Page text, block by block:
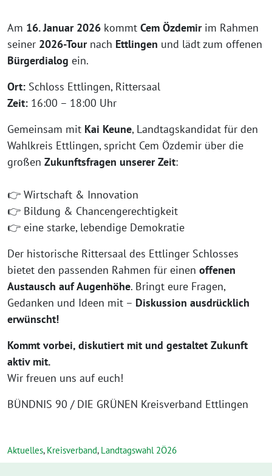
Am 16. Januar 2026 kommt Cem Özdemirim Rahmen
seiner 2026-Tournach Ettlingen und lädt zum offenen
Bürgerdialog ein.
Ort: Schloss Ettlingen, Rittersaal
Zeit: 16:00 – 18:00 Uhr
Gemeinsam mit Kai Keune, Landtagskandidat für den
Wahlkreis Ettlingen, spricht Cem Özdemir über die
großen Zukunftsfragen unserer Zeit:
👉 Wirtschaft & Innovation
👉 Bildung & Chancengerechtigkeit
👉 eine starke, lebendige Demokratie
Der historische Rittersaal des Ettlinger Schlosses
bietet den passenden Rahmen für einen offenen
Austausch auf Augenhöhe. Bringt eure Fragen,
Gedanken und Ideen mit – Diskussion ausdrücklich
erwünscht!
Kommt vorbei, diskutiert mit und gestaltet Zukunft
aktiv mit.
Wir freuen uns auf euch!
BÜNDNIS 90 / DIE GRÜNEN Kreisverband Ettlingen
Aktuelles, Kreisverband, Landtagswahl 2Ö26